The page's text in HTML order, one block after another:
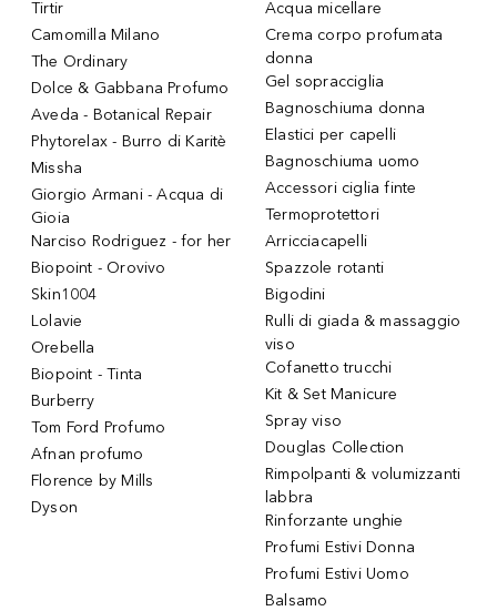
Tirtir
Camomilla Milano
The Ordinary
Dolce & Gabbana Profumo
Aveda - Botanical Repair
Phytorelax - Burro di Karitè
Missha
Giorgio Armani - Acqua di
Gioia
Narciso Rodriguez - for her
Biopoint - Orovivo
Skin1004
Lolavie
Orebella
Biopoint - Tinta
Burberry
Tom Ford Profumo
Afnan profumo
Florence by Mills
Dyson
Acqua micellare
Crema corpo profumata
donna
Gel sopracciglia
Bagnoschiuma donna
Elastici per capelli
Bagnoschiuma uomo
Accessori ciglia finte
Termoprotettori
Arricciacapelli
Spazzole rotanti
Bigodini
Rulli di giada & massaggio
viso
Cofanetto trucchi
Kit & Set Manicure
Spray viso
Douglas Collection
Rimpolpanti & volumizzanti
labbra
Rinforzante unghie
Profumi Estivi Donna
Profumi Estivi Uomo
Balsamo